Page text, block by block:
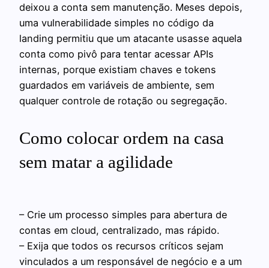
deixou a conta sem manutenção. Meses depois,
uma vulnerabilidade simples no código da
landing permitiu que um atacante usasse aquela
conta como pivô para tentar acessar APIs
internas, porque existiam chaves e tokens
guardados em variáveis de ambiente, sem
qualquer controle de rotação ou segregação.
Como colocar ordem na casa
sem matar a agilidade
– Crie um processo simples para abertura de
contas em cloud, centralizado, mas rápido.
– Exija que todos os recursos críticos sejam
vinculados a um responsável de negócio e a um